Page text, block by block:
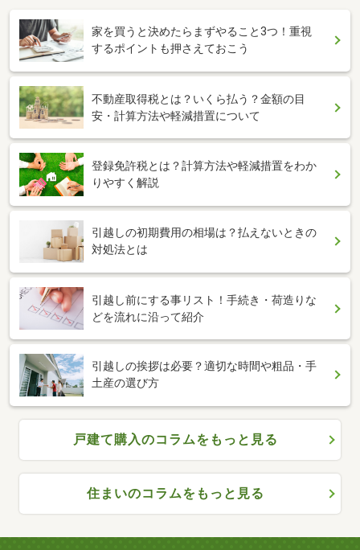
家を買うと決めたらまずやること3つ！重視
するポイントも押さえておこう
不動産取得税とは？いくら払う？金額の目
安・計算方法や軽減措置について
登録免許税とは？計算方法や軽減措置をわか
りやすく解説
引越しの初期費用の相場は？払えないときの
対処法とは
引越し前にする事リスト！手続き・荷造りな
どを流れに沿って紹介
引越しの挨拶は必要？適切な時間や粗品・手
土産の選び方
戸建て購入のコラムをもっと見る
住まいのコラムをもっと見る